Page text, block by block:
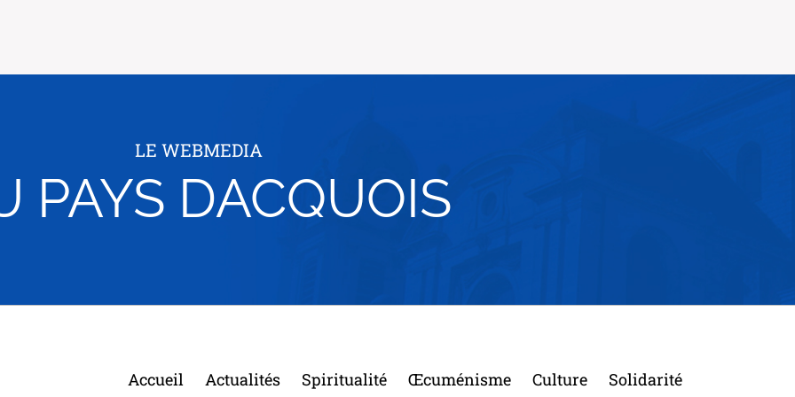
LE WEBMEDIA
PAYS DACQUOIS
Accueil Actualités Spiritualité Œcuménisme Culture Solidarité